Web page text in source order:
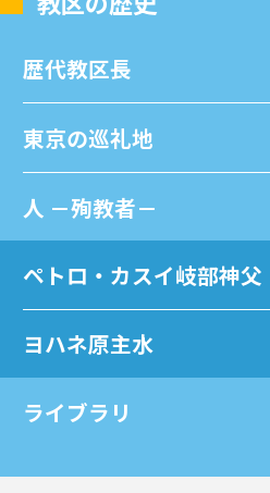
歴代教区⻑
東京の巡礼地
⼈ －殉教者－
ペトロ・カスイ岐部神父
ヨハネ原主水
ライブラリ